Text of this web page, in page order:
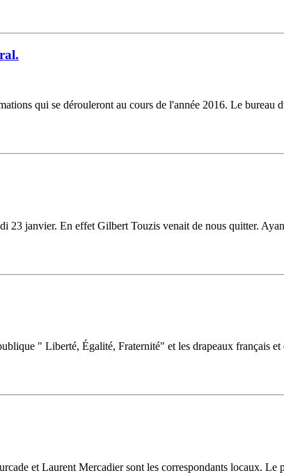
qui se dérouleront au cours de l'année 2016. Le
23 janvier. En effet Gilbert Touzis venait de nous quitter.
" Liberté, Égalité, Fraternité" et les drapeaux français
et Laurent Mercadier sont les correspondants locaux.